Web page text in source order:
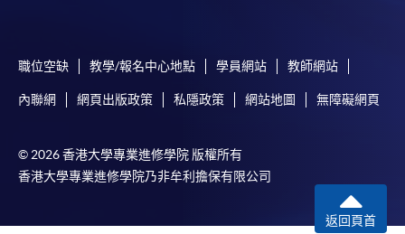
職位空缺 教學/報名中心地點 學員網站 教師網站
內聯網 網頁出版政策 私隱政策 網站地圖 無障礙網頁
© 2026 香港大學專業進修學院 版權所有
香港大學專業進修學院乃非牟利擔保有限公司
返回頁首